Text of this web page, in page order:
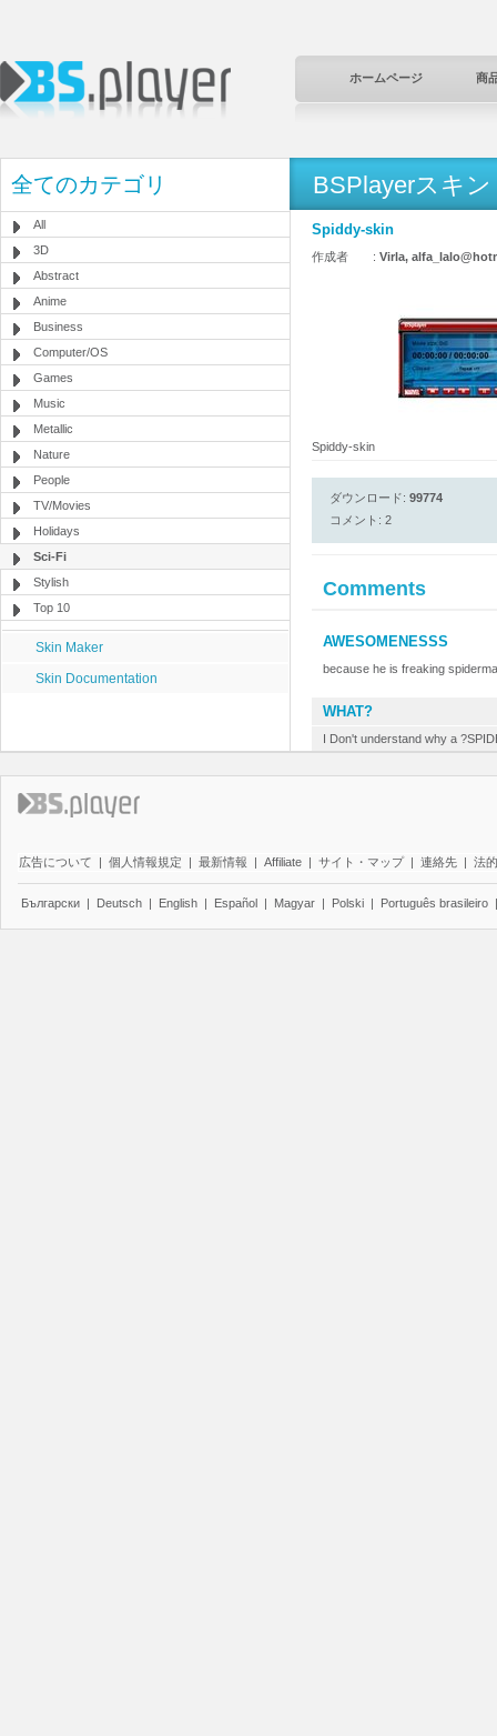
ホームページ 商
全てのカテゴリ
All
3D
Abstract
Anime
Business
Computer/OS
Games
Music
Metallic
Nature
People
TV/Movies
Holidays
Sci-Fi
Stylish
Top 10
Skin Maker
Skin Documentation
BSPlayerスキン
Spiddy-skin
作成者 : Virla,
Spiddy-skin
ダウンロード: 99774
コメント: 2
Comments
AWESOMENESSS
because he is freaking
WHAT?
I Don't understand why a
広告について | 個人情報規定 | 最新情報 | Affiliate | サイト・マップ | 連絡先 | 法
Български | Deutsch | English | Español | Magyar | Polski | Português brasileiro